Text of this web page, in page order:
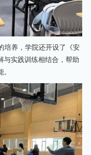
培养，学院还开设了《安
与实践训练相结合，帮助